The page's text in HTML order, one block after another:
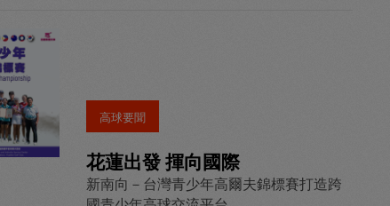
高球要聞
花蓮出發 揮向國際
新南向－台灣青少年高爾夫錦標賽打造跨